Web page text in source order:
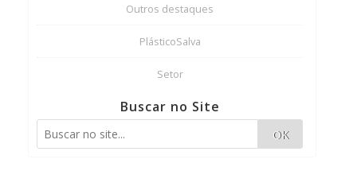
Outros destaques
PlásticoSalva
Setor
Buscar no Site
OK